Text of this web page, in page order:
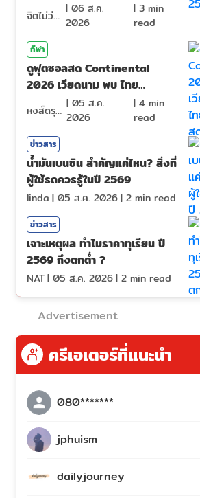
จิตไม่ว่าง |06 ส.ค.
2026
|3 min
read
กีฬา
ดูฟุตซอลสด Continental
2026 เวียดนาม พบ ไทย
ถ่ายทอดสดกีฬา
หงส์ดรุณ | 05 ส.ค.
2026
| 4min
read
ข่าวสาร
น้ำมันเบนซิน สำคัญแค่ไหน? สิ่งที่
ผู้ใช้รถควรรู้ในปี 2569
linda | 05 ส.ค. 2026| 2 min read
ข่าวสาร
เจาะเหตุผล ทำไมราคาทุเรียน ปี
2569 ถึงตกต่ำ ?
NAT| 05 ส.ค. 2026| 2 min read
Advertisement
ครีเอเตอร์ที่แนะนำ
080*******
jphuism
dailyjourney